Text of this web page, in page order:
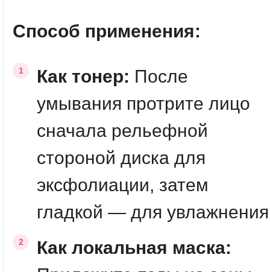
Способ применения:
Как тонер: После
умывания протрите лицо
сначала рельефной
стороной диска для
эксфолиации, затем
гладкой — для
Как локальная маска: